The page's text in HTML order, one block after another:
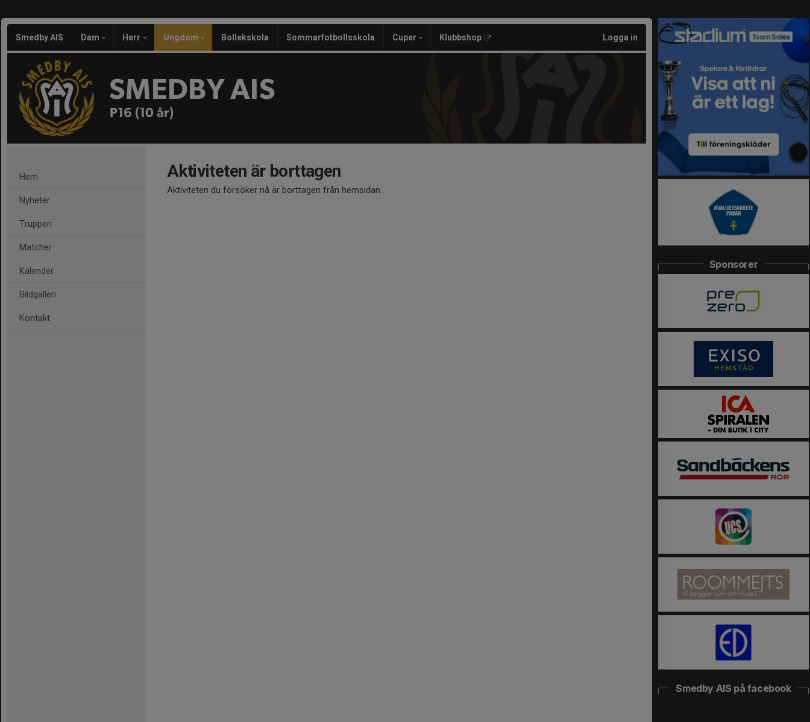
Smedby AIS Dam Herr Ungdom Bollekskola Sommarfotbollsskola Cuper Klubbshop Logga in
SMEDBY AIS
P16 (10 år)
Hem
Nyheter
Truppen
Matcher
Kalender
Bildgalleri
Kontakt
Aktiviteten är borttagen
Aktiviteten du försöker nå är borttagen från hemsidan.
Sponsorer
Smedby AIS på facebook